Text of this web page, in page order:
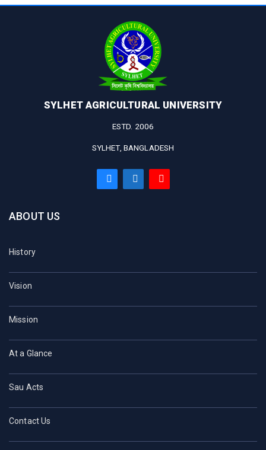
SYLHET AGRICULTURAL UNIVERSITY
ESTD. 2006
SYLHET, BANGLADESH
ABOUT US
History
Vision
Mission
At a Glance
Sau Acts
Contact Us